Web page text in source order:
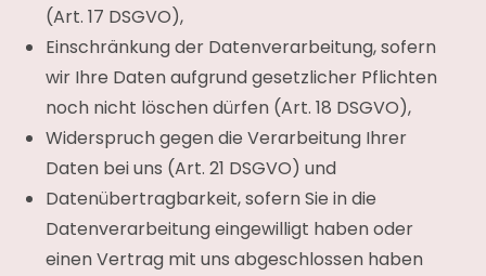
(Art. 17 DSGVO),
Einschränkung der Datenverarbeitung, sofern
wir Ihre Daten aufgrund gesetzlicher Pflichten
noch nicht löschen dürfen (Art. 18 DSGVO),
Widerspruch gegen die Verarbeitung Ihrer
Daten bei uns (Art. 21 DSGVO) und
Datenübertragbarkeit, sofern Sie in die
Datenverarbeitung eingewilligt haben oder
einen Vertrag mit uns abgeschlossen haben